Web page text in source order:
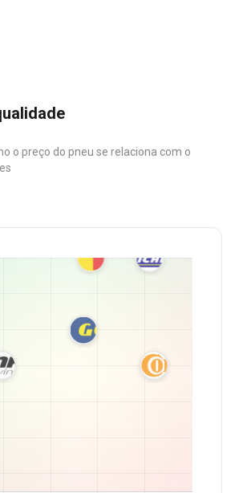
o preço do pneu se relaciona com o